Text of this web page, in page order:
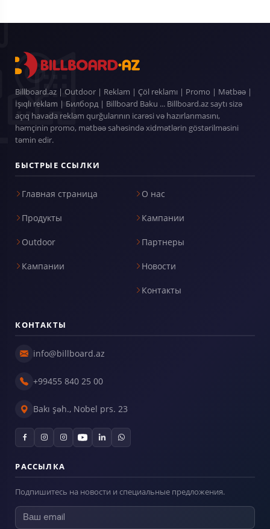
Billboard.az | Outdoor | Reklam | Çöl reklamı | Promo | Mətbəə |
İşıqlı reklam | Билборд | Billboard Baku ... Billboard.az saytı sizə
açıq havada reklam qurğularının icarəsi və hazırlanmasını,
həmçinin promo, mətbəə sahəsində xidmətlərin göstərilməsini
təmin edir.
БЫСТРЫЕ ССЫЛКИ
Главная страница
Продукты
Outdoor
Кампании
О нас
Кампании
Партнеры
Новости
Контакты
КОНТАКТЫ
info@billboard.az
+99455 840 25 00
Bakı şəh., Nobel prs. 23
РАССЫЛКА
Подпишитесь на новости и специальные предложения.